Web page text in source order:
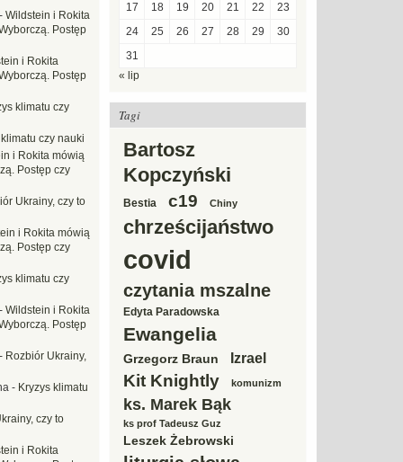
17
18 19 20 21 22
23
24
25 26 27 28 29
30
31
« lip
Tagi
Bartosz
Kopczyński
Bestia c19 Chiny
chrześcijaństwo
covid
czytania mszalne
Edyta Paradowska
Ewangelia
Grzegorz Braun Izrael
Kit Knightly komunizm
ks. Marek Bąk
ks prof Tadeusz Guz
Leszek Żebrowski
Wildstein i Rokita
Postęp
i Rokita
Postęp
klimatu czy
czy nauki
i Rokita mówią
Postęp czy
Ukrainy, czy to
i Rokita mówią
Postęp czy
klimatu czy
Wildstein i Rokita
Postęp
Rozbiór Ukrainy,
- Kryzys klimatu
czy to
i Rokita